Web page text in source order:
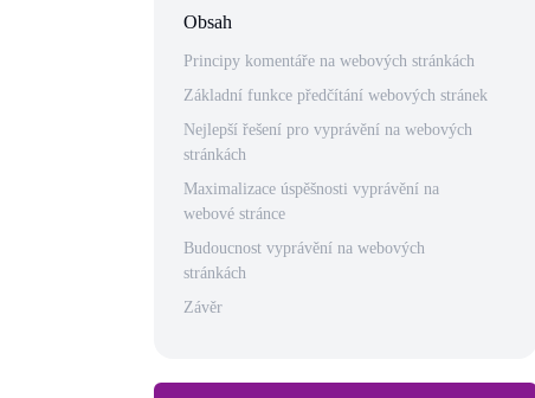
Obsah
Principy komentáře na webových stránkách
Základní funkce předčítání webových stránek
Nejlepší řešení pro vyprávění na webových
stránkách
Maximalizace úspěšnosti vyprávění na
webové stránce
Budoucnost vyprávění na webových
stránkách
Závěr